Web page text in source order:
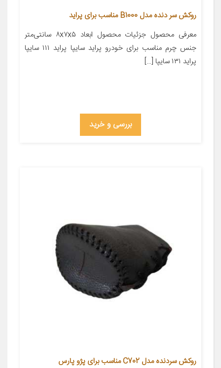
روکش سر دنده مدل B1000 مناسب برای پراید
معرفی محصول جزئیات محصول ابعاد ۸x۷x۵ سانتی‌متر
جنس چرم مناسب برای خودرو پراید سایپا پراید ۱۱۱ سایپا
پراید ۱۳۱ سایپا […]
بررسی و خرید
روکش سردنده مدل C702 مناسب برای پژو پارس